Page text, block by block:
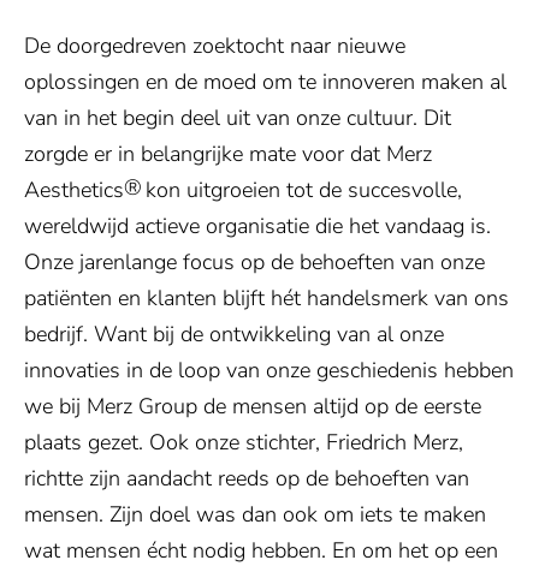
De doorgedreven zoektocht naar nieuwe
oplossingen en de moed om te innoveren maken al
van in het begin deel uit van onze cultuur. Dit
zorgde er in belangrijke mate voor dat Merz
Aesthetics® kon uitgroeien tot de succesvolle,
wereldwijd actieve organisatie die het vandaag is.
Onze jarenlange focus op de behoeften van onze
patiënten en klanten blijft hét handelsmerk van ons
bedrijf. Want bij de ontwikkeling van al onze
innovaties in de loop van onze geschiedenis hebben
we bij Merz Group de mensen altijd op de eerste
plaats gezet. Ook onze stichter, Friedrich Merz,
richtte zijn aandacht reeds op de behoeften van
mensen. Zijn doel was dan ook om iets te maken
wat mensen écht nodig hebben. En om het op een